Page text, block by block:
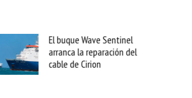
Uber se lleva PedidosYa y
sabemos todo lo que puede
mejorar tecnológicamente